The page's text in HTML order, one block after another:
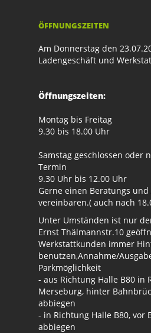
ÖFFNUNGSZEITEN
Am Donnerstag den
Ladengeschäft und
Öffnungszeiten:
Montag bis Freitag
9.30 bis 18.00 Uhr
Samstag geschlossen oder
Termin
9.30 Uhr bis 12.00 Uhr
Gerne einen Beratungs
vereinbaren.( auch nach
Unter Umständen ist nur
Ernst Thälmannstr.10
Werkstattkunden immer
benutzen,Annahme/
Parkmöglichkeit
- aus Richtung Halle B80 in
Merseburg, hinter
abbiegen
- in Richtung Halle B80, vor
abbiegen